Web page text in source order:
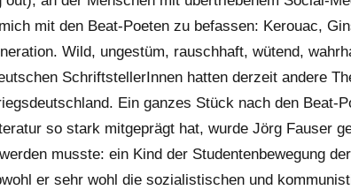
mit den Beat-Poeten zu befassen: Kerouac,
Wild, ungestüm, rauschhaft, wütend,
SchriftstellerInnen hatten derzeit andere
Ein ganzes Stück nach den Beat-
so stark mitgeprägt hat, wurde Jörg Fauser
musste: ein Kind der Studentenbewegung
er sehr wohl die sozialistischen und